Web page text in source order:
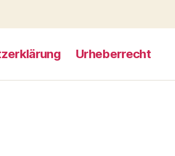
Urheberrecht